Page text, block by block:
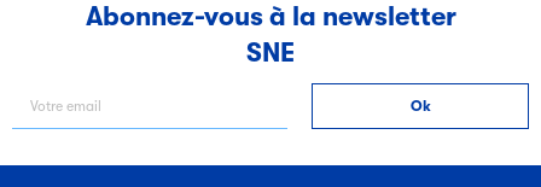
Abonnez-vous à la newsletter
SNE